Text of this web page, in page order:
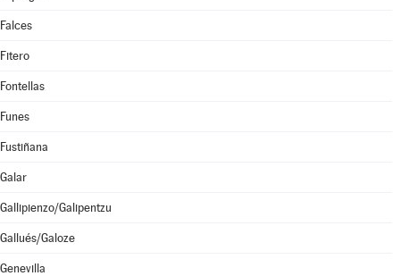
Falces
Fitero
Fontellas
Funes
Fustiñana
Galar
Gallipienzo/Galipentzu
Gallués/Galoze
Genevilla